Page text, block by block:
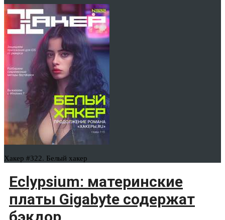
Хакер #322. Белый хакер
Eclypsium: материнские
платы Gigabyte содержат